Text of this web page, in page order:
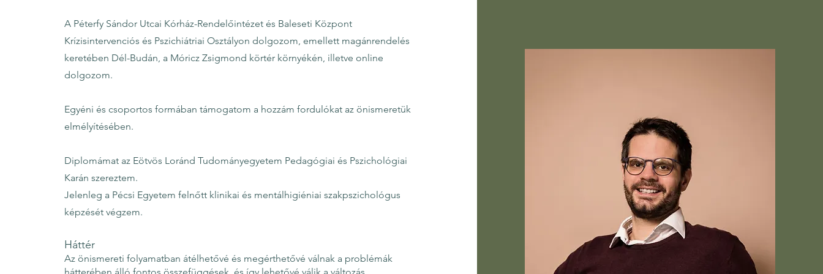
A Péterfy Sándor Utcai Kórház-Rendelőintézet és Baleseti Központ
Krízisintervenciós és Pszichiátriai Osztályon dolgozom, emellett magánrendelés
keretében Dél-Budán, a Móricz Zsigmond körtér környékén, illetve online
dolgozom.
Egyéni és csoportos formában támogatom a hozzám fordulókat az önismeretük
elmélyítésében.
Diplomámat az Eötvös Loránd Tudományegyetem Pedagógiai és Pszichológiai
Karán szereztem.
Jelenleg a Pécsi Egyetem felnőtt klinikai és mentálhigiéniai szakpszichológus
képzését végzem.
Háttér
Az önismereti folyamatban átélhetővé és megérthetővé válnak a problémák